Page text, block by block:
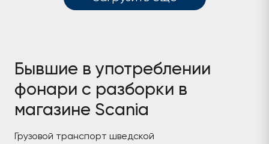
Бывшие в употреблении
фонари с разборки в
магазине Scania
Грузовой транспорт шведской